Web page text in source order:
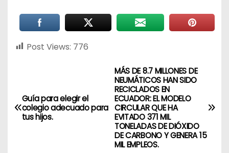
Post Views: 776
MÁS DE 8.7 MILLONES DE
NEUMÁTICOS HAN SIDO
RECICLADOS EN
ECUADOR: EL MODELO
CIRCULAR QUE HA
EVITADO 371 MIL
TONELADAS DE DIÓXIDO
DE CARBONO Y GENERA 15
MIL EMPLEOS.
Guía para elegir el
colegio adecuado para
tus hijos.